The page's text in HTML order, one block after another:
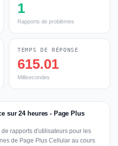
1
Rapports de problèmes
TEMPS DE RÉPONSE
615.01
Millisecondes
sur 24 heures - Page Plus
rapports d'utilisateurs pour les
de Page Plus Cellular au cours